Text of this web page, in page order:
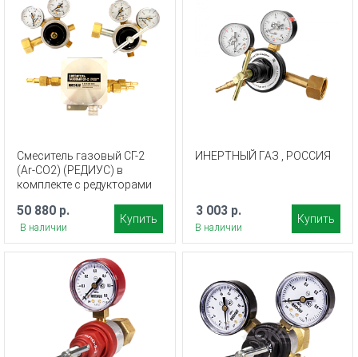
Смеситель газовый СГ-2
(Ar-СО2) (РЕДИУС) в
комплекте с редукторами
50 880 р.
В наличии
Купить
ИНЕРТНЫЙ ГАЗ , РОССИЯ
3 003 р.
В наличии
Купить